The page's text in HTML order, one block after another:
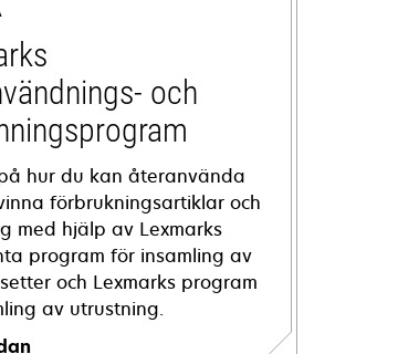
och
hur du kan återanvända
förbrukningsartiklar och
med hjälp av Lexmarks
program för insamling av
och Lexmarks program
av utrustning.